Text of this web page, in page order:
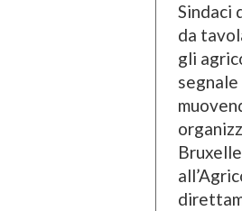
Sindaci
da
gli